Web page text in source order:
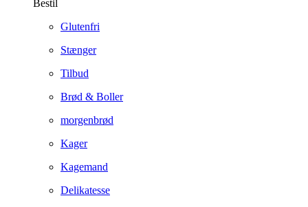
Bestil
Glutenfri
Stænger
Tilbud
Brød & Boller
morgenbrød
Kager
Kagemand
Delikatesse